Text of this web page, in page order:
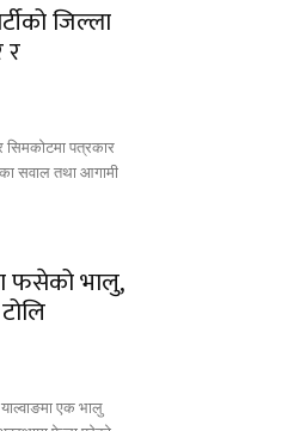
जिल्ला
र
सिमकोटमा पत्रकार
सवाल तथा आगामी
फसेको भालु,
एक भालु